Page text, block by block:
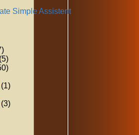
Simple Assistent
(5)
(1)
(3)